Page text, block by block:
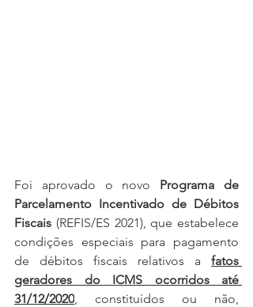
Foi aprovado o novo Programa de
Parcelamento Incentivado de Débitos
Fiscais (REFIS/ES 2021), que estabelece
condições especiais para pagamento
de débitos fiscais relativos a fatos
geradores do ICMS ocorridos até
31/12/2020, constituídos ou não,